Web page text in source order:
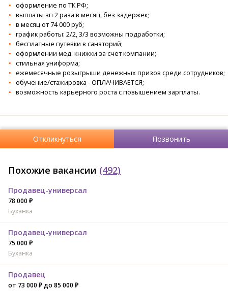
офоpмлeниe пo ТК РФ;
выплаты зп 2 раза в месяц, без задержек;
в месяц от 74 000 руб;
график работы: 2/2, 3/3 возможны подработки;
бесплатные путевки в санаторий;
оформлении мед. книжки за счет компании;
стильная униформа;
ежемесячные розыгрыши денежных призов среди сотрудников;
обучение/стажировка - ОПЛАЧИВАЕТСЯ;
возможность карьерного роста с повышением зарплаты.
Откликнуться Позвонить
Похожие вакансии (492)
Продавец-универсал
78 000 ₽
Буханка
Продавец-универсал
75 000 ₽
Буханка
Продавец
от 73 000 ₽ до 85 000 ₽